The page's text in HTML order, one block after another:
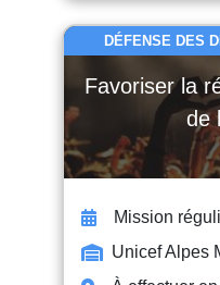
DÉFENSE DES
Favoriser la
de
Mission
Unicef Alpes